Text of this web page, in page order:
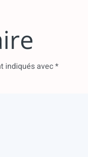
indiqués avec*